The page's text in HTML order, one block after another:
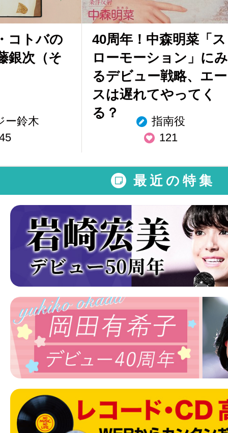
コトバの
銀次（そ
ー鈴木
40周年！中森明菜「ス
ローモーション」にみ
るデビュー戦略、エー
スは遅れてやってく
る？
指南役
121
最近の特集